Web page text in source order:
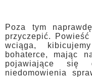
Poza tym
przyczepić.
wciąga,
bohaterce, mając
pojawiające
niedomowienia